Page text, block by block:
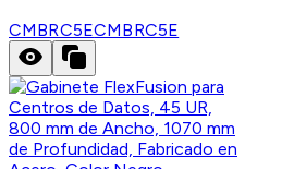
CMBRC5ECMBRC5E